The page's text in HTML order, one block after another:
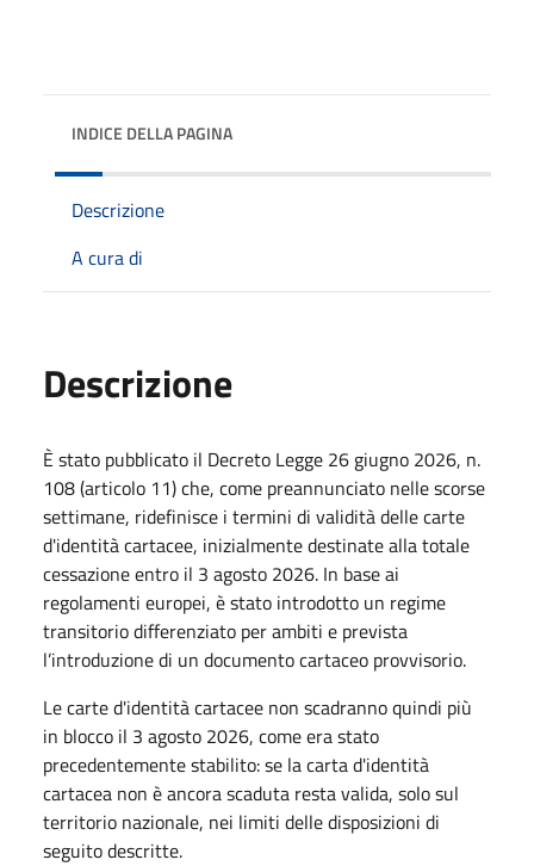
INDICE DELLA PAGINA
Descrizione
A cura di
Descrizione
È stato pubblicato il Decreto Legge 26 giugno 2026, n.
108 (articolo 11) che, come preannunciato nelle scorse
settimane, ridefinisce i termini di validità delle carte
d'identità cartacee, inizialmente destinate alla totale
cessazione entro il 3 agosto 2026. In base ai
regolamenti europei, è stato introdotto un regime
transitorio differenziato per ambiti e prevista
l’introduzione di un documento cartaceo provvisorio.
Le carte d'identità cartacee non scadranno quindi più
in blocco il 3 agosto 2026, come era stato
precedentemente stabilito: se la carta d'identità
cartacea non è ancora scaduta resta valida, solo sul
territorio nazionale, nei limiti delle disposizioni di
seguito descritte.